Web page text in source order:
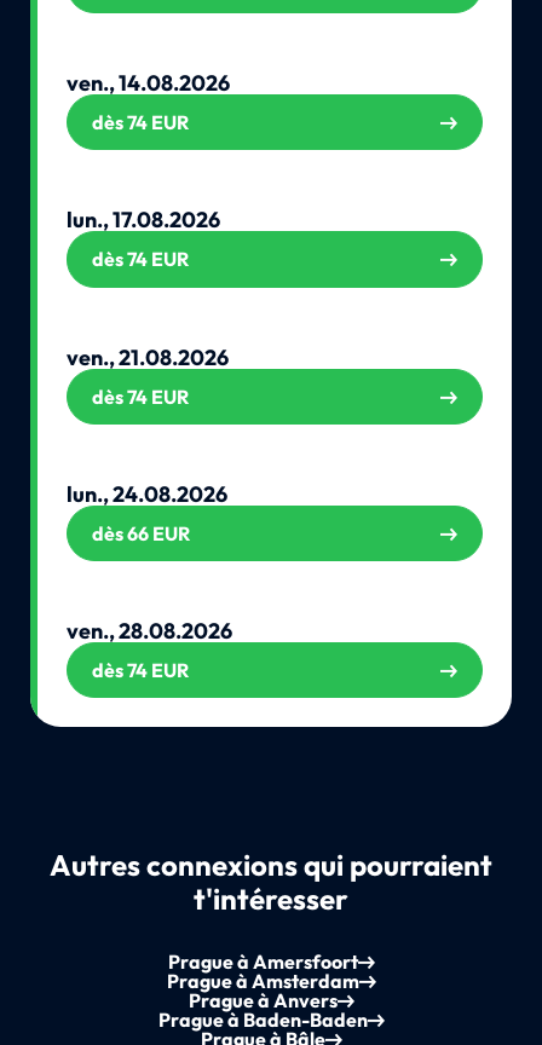
ven., 14.08.2026
dès 74 EUR
lun., 17.08.2026
dès 74 EUR
ven., 21.08.2026
dès 74 EUR
lun., 24.08.2026
dès 66 EUR
ven., 28.08.2026
dès 74 EUR
Autres connexions qui pourraient
t'intéresser
Prague à Amersfoort
Prague à Amsterdam
Prague à Anvers
Prague à Baden-Baden
Prague à Bâle